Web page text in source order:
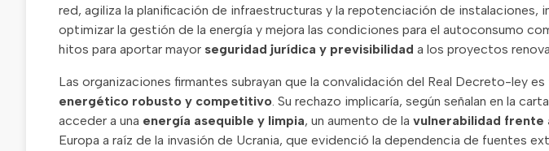
red, agiliza la planificación de infraestructuras y la repotenciación de instalaciones,
optimizar la gestión de la energía y mejora las condiciones para el autoconsumo
hitos para aportar mayor seguridad jurídica y previsibilidad a los proyectos
Las organizaciones firmantes subrayan que la convalidación del Real Decreto-ley es
energético robusto y competitivo. Su rechazo implicaría, según señalan en la
acceder a una energía asequible y limpia, un aumento de la vulnerabilidad frente
Europa a raíz de la invasión de Ucrania, que evidenció la dependencia de fuentes